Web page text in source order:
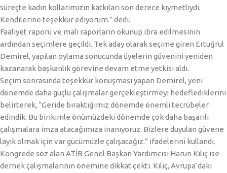
süreçte kadın kollarımızın katkıları son derece kıymetliydi.
Kendilerine teşekkür ediyorum.” dedi.
Faaliyet raporu ve mali raporların okunup ibra edilmesinin
ardından seçimlere geçildi. Tek aday olarak seçime giren Ertuğrul
Demirel, yapılan oylama sonucunda üyelerin güvenini yeniden
kazanarak başkanlık görevine devam etme yetkisi aldı.
Seçim sonrasında teşekkür konuşması yapan Demirel, yeni
dönemde daha güçlü çalışmalar gerçekleştirmeyi hedeflediklerini
belirterek, “Geride bıraktığımız dönemde önemli tecrübeler
edindik. Bu birikimle önümüzdeki dönemde çok daha başarılı
çalışmalara imza atacağımıza inanıyoruz. Bizlere duyulan güvene
layık olmak için var gücümüzle çalışacağız.” ifadelerini kullandı.
Kongrede söz alan ATİB Genel Başkan Yardımcısı Harun Kılıç ise
dernek çalışmalarının önemine dikkat çekti. Kılıç, Avrupa’daki